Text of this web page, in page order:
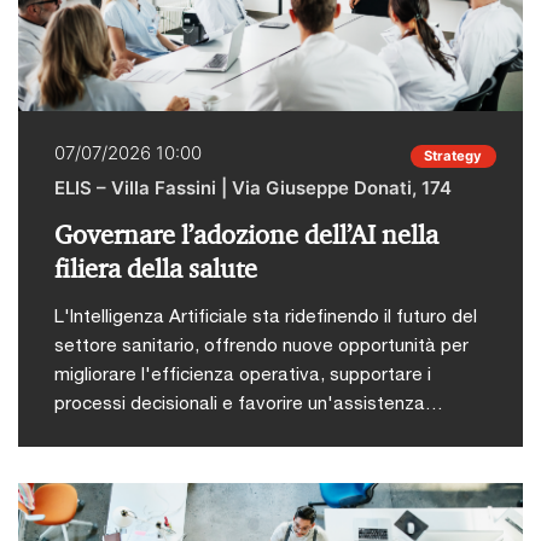
con un contributo dedicato alla maturità digitale
delle imprese e alla capacità del sistema
industriale di cogliere le opportunità offerte dalle
nuove tecnologie nel campo del tessile.L'obiettivo
strategiche:Formazione continuaNuove
competenzeAttrazione dei giovani talentiAmbienti
di lavoro innovativi In questo scenario, l’innovazione
si conferma un elemento chiave per accompagnare
il settore nel suo percorso di evoluzione,
valorizzando il patrimonio distintivo del Made in
Italy e rafforzandone la competitività a livello
internazionale.
07/07/2026 10:00 Strategy
ELIS – Villa Fassini | Via Giuseppe Donati, 174
Governare l’adozione dell’AI nella
filiera della salute
L'Intelligenza Artificiale sta ridefinendo il futuro del
settore sanitario, offrendo nuove opportunità per
migliorare l'efficienza operativa, supportare i
processi decisionali e favorire un'assistenza
adottare un approccio che coniughi innovazione,
governance, qualità del dato e conformità